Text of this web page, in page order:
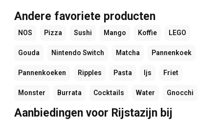
Andere favoriete producten
NOS Pizza Sushi Mango Koffie LEGO
Gouda Nintendo Switch Matcha Pannenkoek
Pannenkoeken Ripples Pasta Ijs Friet
Monster Burrata Cocktails Water Gnocchi
Aanbiedingen voor Rijstazijn bij